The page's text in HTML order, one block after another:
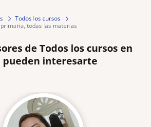
Todos los cursos
primaria, todas las materias
de Todos los cursos en
pueden interesarte